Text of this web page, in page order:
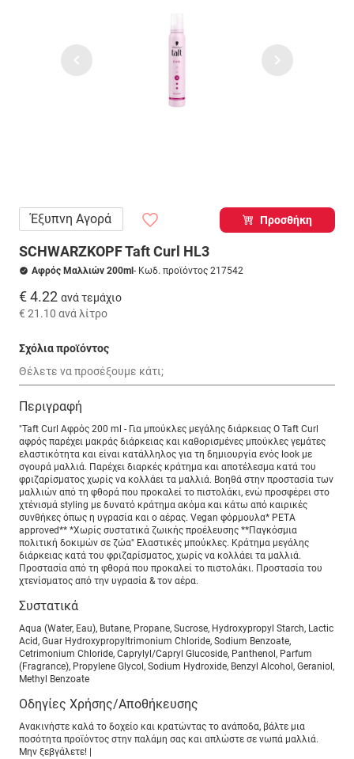
Έξυπνη Αγορά Προσθήκη
SCHWARZKOPF Taft Curl HL3
Αφρός Μαλλιών 200ml - Κωδ. προϊόντος 217542
€ 4.22 ανά τεμάχιο
€ 21.10 ανά λίτρο
Σχόλια προϊόντος
Περιγραφή
"Taft Curl Αφρός 200 ml - Για μπούκλες μεγάλης διάρκειας Ο Taft Curl
αφρός παρέχει μακράς διάρκειας και καθορισμένες μπούκλες γεμάτες
ελαστικότητα και είναι κατάλληλος για τη δημιουργία ενός look με
σγουρά μαλλιά. Παρέχει διαρκές κράτημα και αποτέλεσμα κατά του
φριζαρίσματος χωρίς να κολλάει τα μαλλιά. Βοηθά στην προστασία των
μαλλιών από τη φθορά που προκαλεί το πιστολάκι, ενώ προσφέρει στο
χτένισμά styling με δυνατό κράτημα ακόμα και κάτω από καιρικές
συνθήκες όπως η υγρασία και ο αέρας. Vegan φόρμουλα* PETA
approved** *Χωρίς συστατικά ζωικής προέλευσης **Παγκόσμια
πολιτική δοκιμών σε ζώα" Ελαστικές μπούκλες. Κράτημα μεγάλης
διάρκειας κατά του φριζαρίσματος, χωρίς να κολλάει τα μαλλιά.
Προστασία από τη φθορά που προκαλεί το πιστολάκι. Προστασία του
χτενίσματος από την υγρασία & τον αέρα.
Συστατικά
Aqua (Water, Eau), Butane, Propane, Sucrose, Hydroxypropyl Starch, Lactic
Acid, Guar Hydroxypropyltrimonium Chloride, Sodium Benzoate,
Cetrimonium Chloride, Caprylyl/Capryl Glucoside, Panthenol, Parfum
(Fragrance), Propylene Glycol, Sodium Hydroxide, Benzyl Alcohol, Geraniol,
Methyl Benzoate
Οδηγίες Χρήσης/Αποθήκευσης
Ανακινήστε καλά το δοχείο και κρατώντας το ανάποδα, βάλτε μια
ποσότητα προϊόντος στην παλάμη σας και απλώστε σε νωπά μαλλιά.
Μην ξεβγάλετε! |